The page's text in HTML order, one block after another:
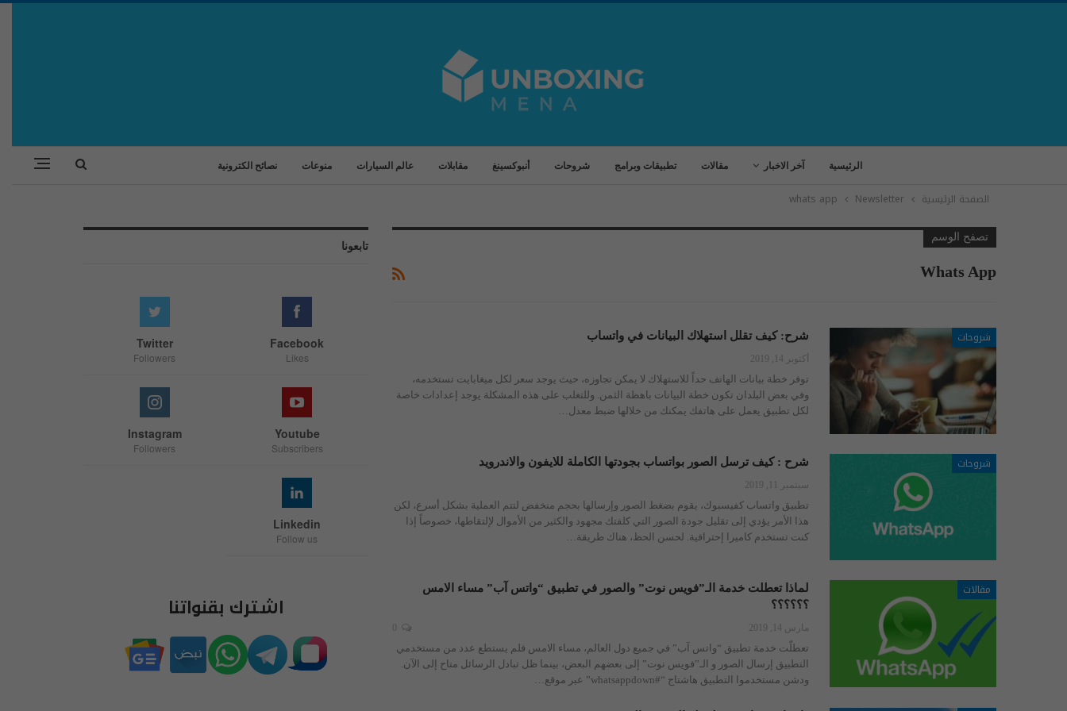
الرئيسية آخر الاخبار مقالات تطبيقات وبرامج شروحات أنبوكسينغ مقابلات عالم السيارات منوعات نصائح الكترونية
الصفحة الرئيسية Newsletter
whats app
تصفح الوسم
Whats App
شروحات شرح: كيف تقلل استهلاك البيانات في واتساب
أكتوبر 14, 2019
توفر خطة بيانات الهاتف حداً للاستهلاك لا يمكن تجاوزه، حيث يوجد سعر لكل ميغابايت تستخدمه،
وفي بعض البلدان تكون خطة البيانات باهظة الثمن. وللتغلب على هذه المشكلة يوجد إعدادات خاصة
لكل تطبيق يعمل على هاتفك يمكنك من خلالها ضبط معدل
شروحات شرح : كيف ترسل الصور بواتساب بجودتها الكاملة للايفون والاندرويد
سبتمبر 11, 2019
تطبيق واتساب كفيسبوك، يقوم بضغط الصور وإرسالها بحجم منخفض لتتم العملية بشكل أسرع، لكن
هذا الأمر يؤدي إلى تقليل جودة الصور التي كلفتك مجهود والكثير من الأموال لإلتقاطها، خصوصاً إذا
كنت تستخدم كاميرا إحترافية. لحسن الحظ، هناك طريقة …
مقالات
لماذا تعطلت خدمة الـ”فويس نوت” والصور في تطبيق “واتس آب” مساء الامس
؟؟؟؟؟؟
مارس 14, 2019
تعطلّت خدمة تطبيق “واتس آب” في جميع دول العالم، مساء الامس فلم يستطع عدد من مستخدمي
التطبيق إرسال الصور و الـ”فويس نوت” إلى بعضهم البعض، بينما ظل تبادل الرسائل متاح إلى الآن.
ودشن مستخدموا التطبيق هاشتاج “#whatsappdown” عبر موقع
…
تابعونا
Facebook
Likes
Twitter
Followers
Youtube
Subscribers
Instagram
Followers
Linkedin
Follow us
اشترك بقنواتنا